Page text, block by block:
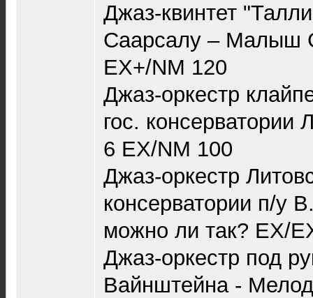
Джаз-квинтет
Саарсалу – Малыш
EX+/NM 120
Джаз-оркестр
гос.
6 EX/NM 100
Джаз-оркестр
консерватории п/у
можно ли так? EX/
Джаз-оркестр под
Вайнштейна -